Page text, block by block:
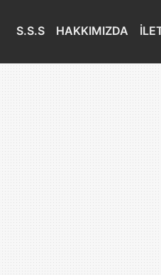
S.S.S HAKKIMIZDA